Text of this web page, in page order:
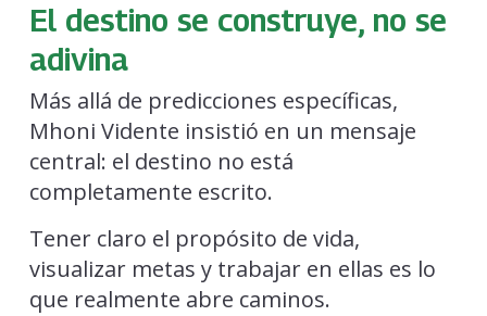
El destino se construye, no se
adivina
Más allá de predicciones específicas,
Mhoni Vidente insistió en un mensaje
central: el destino no está
completamente escrito.
Tener claro el propósito de vida,
visualizar metas y trabajar en ellas es lo
que realmente abre caminos.